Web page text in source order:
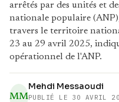
arrêtés par des unités et
nationale populaire
travers le territoire
23 au 29 avril 2025,
opérationnel de l'ANP.
MM
Mehdi Messaoudi
PUBLIÉ LE 30 AVRIL